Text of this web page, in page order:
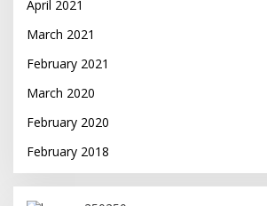
April 2021
March 2021
February 2021
March 2020
February 2020
February 2018